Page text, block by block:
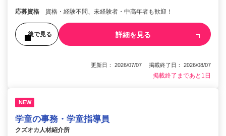
応募資格 資格・経験不問、未経験者・中高年者も歓迎！
後で見る 詳細を見る
更新日： 2026/07/07 掲載終了日： 2026/08/07
掲載終了まであと1日
NEW
学童の事務・学童指導員
クズオカ人材紹介所